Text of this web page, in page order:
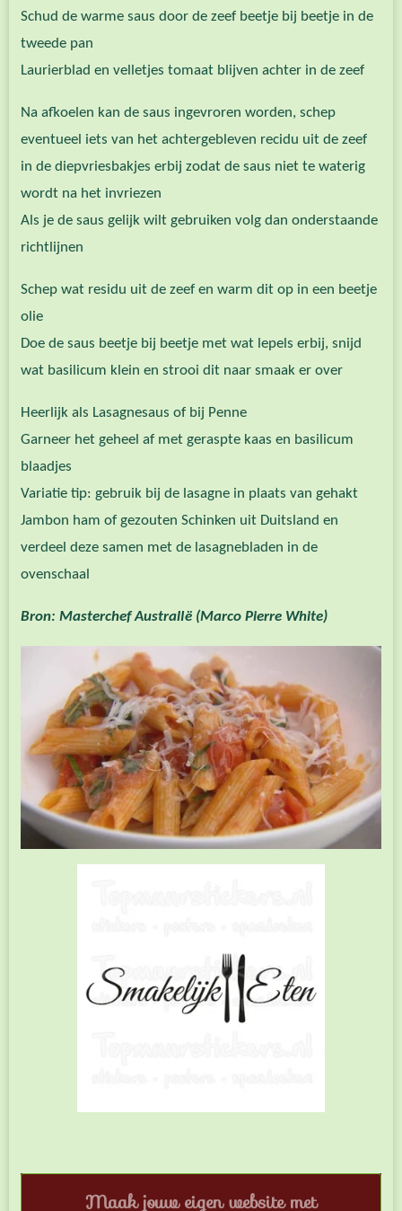
Schud de warme saus door de zeef beetje bij beetje in de
tweede pan
Laurierblad en velletjes tomaat blijven achter in de zeef
Na afkoelen kan de saus ingevroren worden, schep
eventueel iets van het achtergebleven recidu uit de zeef
in de diepvriesbakjes erbij zodat de saus niet te waterig
wordt na het invriezen
Als je de saus gelijk wilt gebruiken volg dan onderstaande
richtlijnen
Schep wat residu uit de zeef en warm dit op in een beetje
olie
Doe de saus beetje bij beetje met wat lepels erbij, snijd
wat basilicum klein en strooi dit naar smaak er over
Heerlijk als Lasagnesaus of bij Penne
Garneer het geheel af met geraspte kaas en basilicum
blaadjes
Variatie tip: gebruik bij de lasagne in plaats van gehakt
Jambon ham of gezouten Schinken uit Duitsland en
verdeel deze samen met de lasagnebladen in de
ovenschaal
Bron: Masterchef AustralIë (Marco Pierre White)
Maak jouw eigen website met